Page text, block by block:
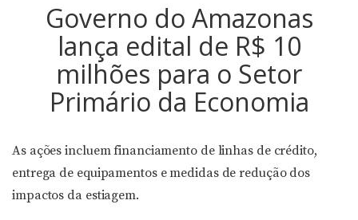
Governo do Amazonas
lança edital de R$ 10
milhões para o Setor
Primário da Economia
As ações incluem financiamento de linhas de crédito,
entrega de equipamentos e medidas de redução dos
impactos da estiagem.